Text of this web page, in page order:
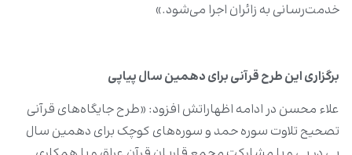
خدمت‌رسانی به زائران اجرا می‌شود.»
برگزاری این طرح قرآنی برای دهمین سال پیاپی
علاء محسن در ادامه اظهاراتش افزود: «طرح جایگاه‌های قرآنی
تصحیح تلاوت سوره حمد و سوره‌های کوچک برای دهمین سال